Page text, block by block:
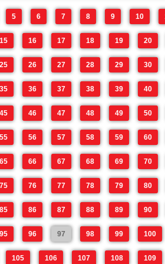
5 6 7 8 9 10
15 16 17 18 19 20
25 26 27 28 29 30
35 36 37 38 39 40
45 46 47 48 49 50
55 56 57 58 59 60
65 66 67 68 69 70
75 76 77 78 79 80
85 86 87 88 89 90
95 96 97 98 99 100
105 106 107 108 109